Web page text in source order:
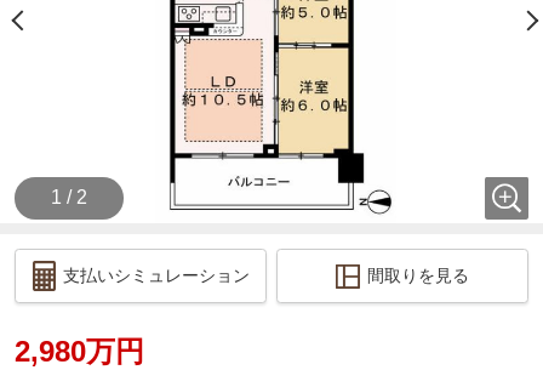
1 / 2
支払いシミュレーション 間取りを見る
2,980万円